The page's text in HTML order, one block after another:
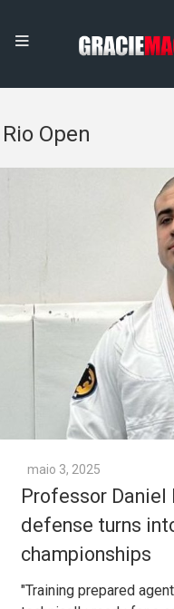
Rio Open
maio 3, 2025
Professor Daniel
defense turns
championships
"Training prepared